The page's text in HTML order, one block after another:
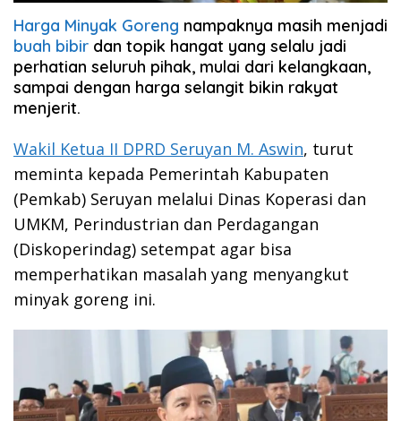
Harga Minyak Goreng nampaknya masih menjadi
buah bibir dan topik hangat yang selalu jadi
perhatian seluruh pihak, mulai dari kelangkaan,
sampai dengan harga selangit bikin rakyat
menjerit.
Wakil Ketua II DPRD Seruyan M. Aswin, turut
meminta kepada Pemerintah Kabupaten
(Pemkab) Seruyan melalui Dinas Koperasi dan
UMKM, Perindustrian dan Perdagangan
(Diskoperindag) setempat agar bisa
memperhatikan masalah yang menyangkut
minyak goreng ini.